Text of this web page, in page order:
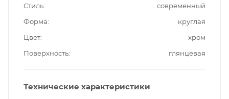
Стиль
современный
Форма
круглая
Цвет
хром
Поверхность
глянцевая
Технические характеристики